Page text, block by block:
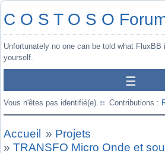
C O S T O S O
Unfortunately no one can be told what
yourself.
Vous n'êtes pas identifié(e). Contributions :
Accueil » Projets
» TRANSFO Micro Onde et